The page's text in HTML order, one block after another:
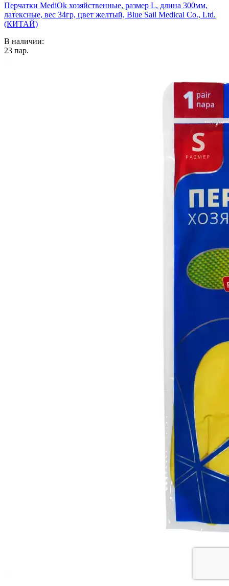
Перчатки MediOk хозяйственные, размер L, длина 300мм,
латексные, вес 34гр, цвет желтый, Blue Sail Medical Co., Ltd.
(КИТАЙ)
В наличии:
23 пар.